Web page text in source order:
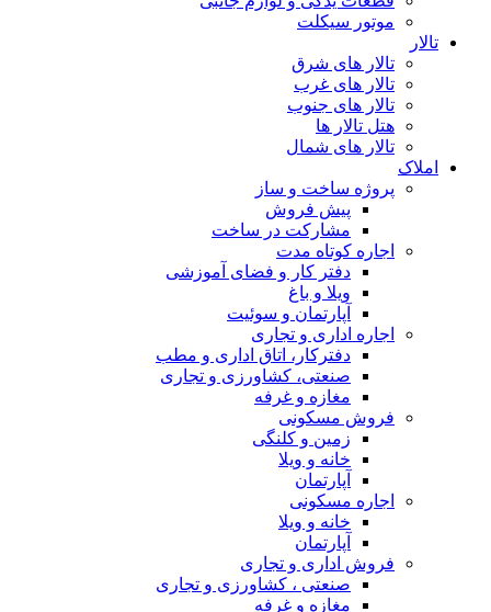
موتور سیکلت
تالار های شرق
تالار های غرب
تالار های جنوب
هتل تالار ها
تالار های شمال
املاک
پروژه ساخت و ساز
پیش فروش
مشارکت در ساخت
اجاره کوتاه مدت
دفتر کار و فضای آموزشی
ویلا و باغ
آپارتمان و سوئیت
اجاره اداری و تجاری
دفترکار، اتاق اداری و مطب
صنعتی، کشاورزی و تجاری
مغازه و غرفه
فروش مسکونی
زمین و کلنگی
خانه و ویلا
آپارتمان
اجاره مسکونی
خانه و ویلا
آپارتمان
فروش اداری و تجاری
صنعتی ، کشاورزی و تجاری
مغازه و غرفه